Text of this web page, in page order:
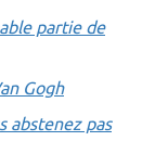
partie de
Gogh
abstenez pas